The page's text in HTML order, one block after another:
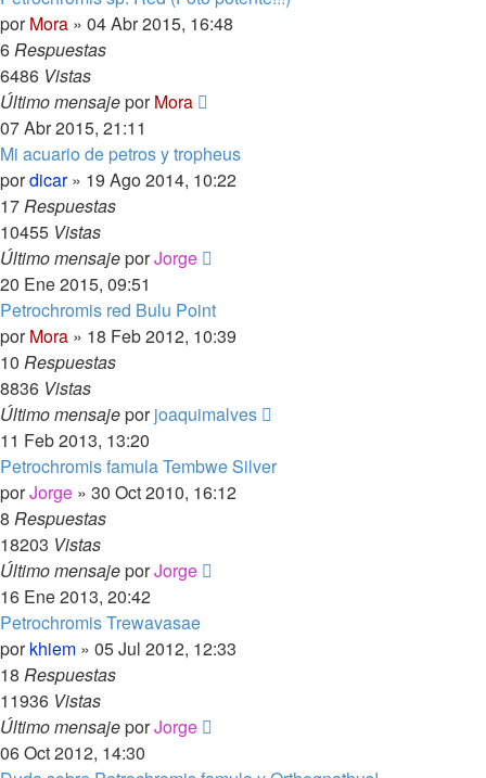
porMora » 04 Abr 2015, 16:48
6Respuestas
6486 Vistas
Último mensajeporMora
07 Abr 2015, 21:11
Mi acuario de petros y tropheus
pordicar» 19 Ago 2014, 10:22
17Respuestas
10455 Vistas
Último mensajeporJorge
20 Ene 2015, 09:51
Petrochromis red Bulu Point
porMora » 18 Feb 2012, 10:39
10 Respuestas
8836 Vistas
Último mensajeporjoaquimalves
11 Feb 2013, 13:20
Petrochromis famula Tembwe Silver
porJorge » 30 Oct 2010, 16:12
8 Respuestas
18203 Vistas
Último mensajeporJorge
16 Ene 2013, 20:42
Petrochromis Trewavasae
porkhiem » 05 Jul 2012, 12:33
18 Respuestas
11936 Vistas
Último mensajeporJorge
06 Oct 2012, 14:30